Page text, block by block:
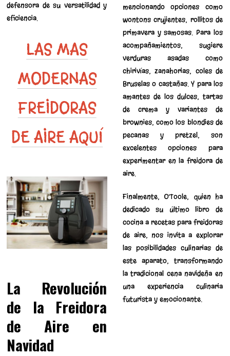
defensora de su versatilidad y
eficiencia.
LAS MAS
MODERNAS
FREIDORAS
DE AIRE AQUÍ
La Revolución
de la Freidora
de Aire en
Navidad
mencionando opciones como
wontons crujientes, rollitos de
primavera y samosas. Para los
acompañamientos, sugiere
verduras asadas como
chirivías, zanahorias, coles de
Bruselas o castañas. Y para los
amantes de los dulces, tartas
de crema y variantes de
brownies, como los blondies de
pecanas y pretzel, son
excelentes opciones para
experimentar en la freidora de
aire.
Finalmente, O’Toole, quien ha
dedicado su último libro de
cocina a recetas para freidoras
de aire, nos invita a explorar
las posibilidades culinarias de
este aparato, transformando
la tradicional cena navideña en
una experiencia culinaria
futurista y emocionante.